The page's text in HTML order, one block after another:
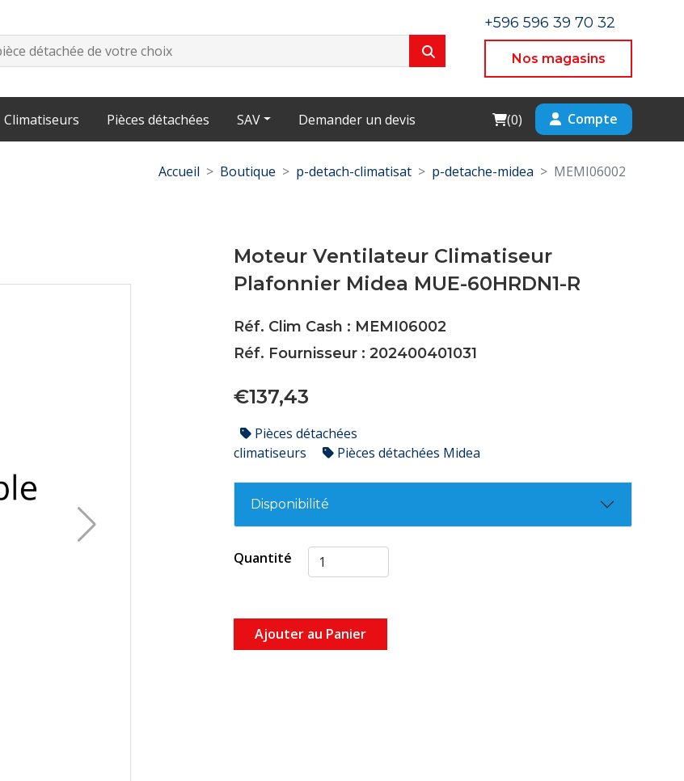
+596 596 39 70 32
Nos magasins
Climatiseurs Pièces détachées SAV Demander un devis Cart
(0) Compte
Accueil Boutique p-detach-climatisat p-detache-midea MEMI06002
Moteur Ventilateur Climatiseur
Plafonnier Midea MUE-60HRDN1-R
Réf. Clim Cash : MEMI06002
Réf. Fournisseur : 202400401031
€137,43
Pièces détachées
climatiseurs
Pièces détachées Midea
Disponibilité
Quantité
Ajouter au Panier